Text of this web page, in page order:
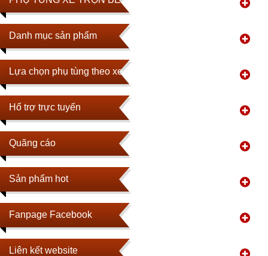
Danh mục sản phẩm
Lựa chọn phụ tùng theo xe
Hổ trợ trực tuyến
Quãng cáo
Sản phẩm hot
Fanpage Facebook
Liên kết website